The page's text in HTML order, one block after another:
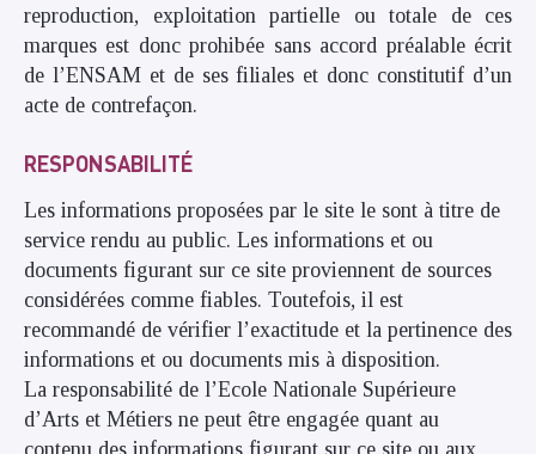
reproduction, exploitation partielle ou totale de ces
marques est donc prohibée sans accord préalable écrit
de l’ENSAM et de ses filiales et donc constitutif d’un
acte de contrefaçon.
RESPONSABILITÉ
Les informations proposées par le site le sont à titre de
service rendu au public. Les informations et ou
documents figurant sur ce site proviennent de sources
considérées comme fiables. Toutefois, il est
recommandé de vérifier l’exactitude et la pertinence des
informations et ou documents mis à disposition.
La responsabilité de l’Ecole Nationale Supérieure
d’Arts et Métiers ne peut être engagée quant au